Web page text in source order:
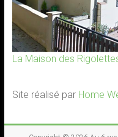
La Maison des
Site réalisé par Home